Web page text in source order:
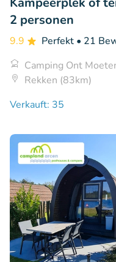
2 personen
9.9 Perfekt • 21
Camping Ont
Rekken (83km)
Verkauft: 35